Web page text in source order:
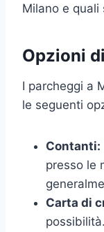
Milano e
Opzioni
I parcheggi a
le seguenti
Contanti:
presso le
Carta di